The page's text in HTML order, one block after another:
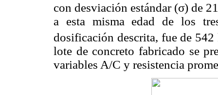
con desviación estándar (σ) de
a esta misma edad de los
dosificación descrita, fue de 542
lote de concreto fabricado se
variables A/C y resistencia